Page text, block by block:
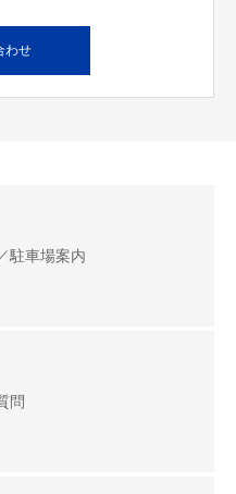
わせ
駐車場案内
問